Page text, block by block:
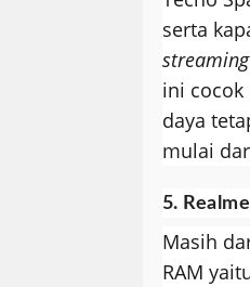
serta
streaming
ini cocok
daya
mulai
5.
Masih
RAM